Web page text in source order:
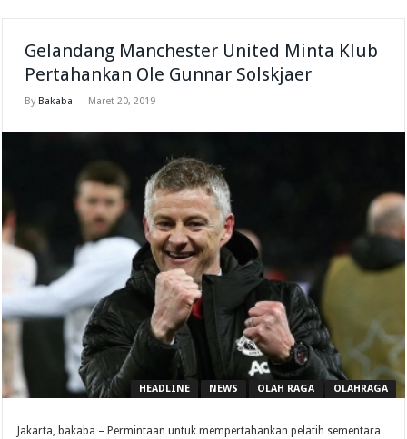
Gelandang Manchester United Minta Klub
Pertahankan Ole Gunnar Solskjaer
By Bakaba - Maret 20, 2019
HEADLINE NEWS OLAH RAGA OLAHRAGA
Jakarta, bakaba – Permintaan untuk mempertahankan pelatih sementara